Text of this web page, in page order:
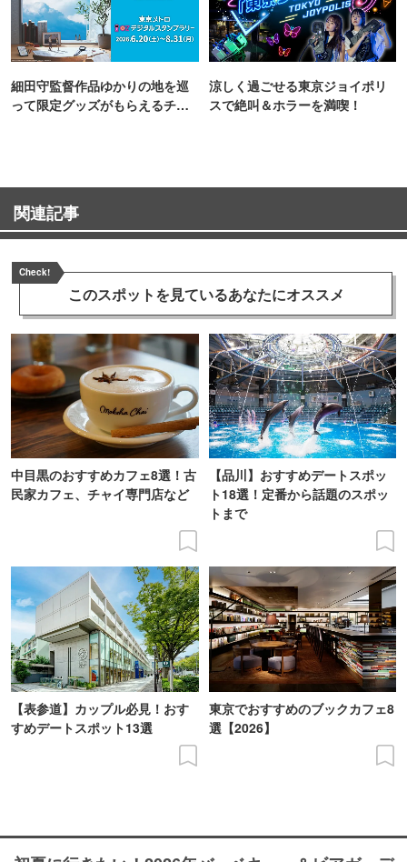
細田守監督作品ゆかりの地を巡
って限定グッズがもらえるチャ
涼しく過ごせる東京ジョイポリ
スで絶叫＆ホラーを満喫！
関連記事
Check!
このスポットを見ているあなたにオススメ
中目黒のおすすめカフェ8選！古
民家カフェ、チャイ専門店など
【品川】おすすめデートスポッ
ト18選！定番から話題のスポッ
トまで
【表参道】カップル必見！おす
すめデートスポット13選
東京でおすすめのブックカフェ8
選【2026】